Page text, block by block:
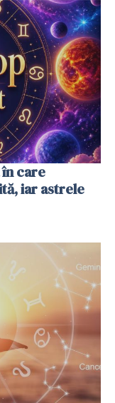
care
iar astrele